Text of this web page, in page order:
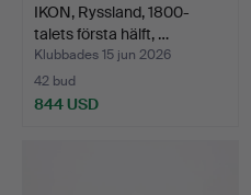
IKON, Ryssland, 1800-
talets första hälft, …
Klubbades 15 jun 2026
42 bud
844 USD